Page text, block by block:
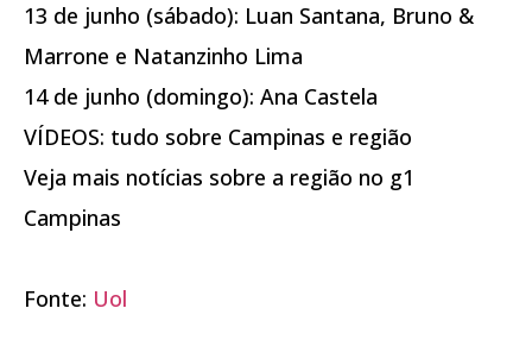
13 de junho (sábado): Luan Santana, Bruno &
Marrone e Natanzinho Lima
14 de junho (domingo): Ana Castela
VÍDEOS: tudo sobre Campinas e região
Veja mais notícias sobre a região no g1
Campinas
Fonte: Uol